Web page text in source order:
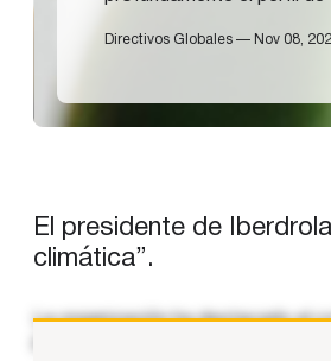
Directivos Globales — Nov 08,
El presidente de
climática”.
La organización ha destacado el